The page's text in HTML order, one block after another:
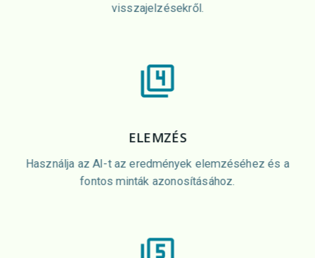
visszajelzésekről.
ELEMZÉS
Használja az AI-t az eredmények elemzéséhez és a
fontos minták azonosításához.